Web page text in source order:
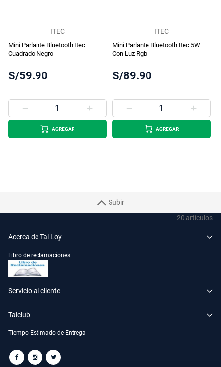
20 artículos
ITEC
Mini Parlante Bluetooth Itec
Cuadrado Negro
S/59.90
AGREGAR
ITEC
Mini Parlante Bluetooth Itec 5W
Con Luz Rgb
S/89.90
AGREGAR
Subir
Acerca de Tai Loy
Libro de reclamaciones
Servicio al cliente
Taiclub
Tiempo Estimado de Entrega